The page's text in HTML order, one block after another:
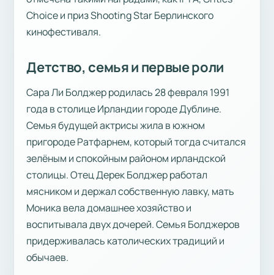
Choice и приз Shooting Star Берлинского
кинофестиваля.
Детство, семья и первые роли
Сара Ли Болджер родилась 28 февраля 1991
года в столице Ирландии городе Дублине.
Семья будущей актрисы жила в южном
пригороде Ратфарнем, который тогда считался
зелёным и спокойным районом ирландской
столицы. Отец Дерек Болджер работал
мясником и держал собственную лавку, мать
Моника вела домашнее хозяйство и
воспитывала двух дочерей. Семья Болджеров
придерживалась католических традиций и
обычаев.